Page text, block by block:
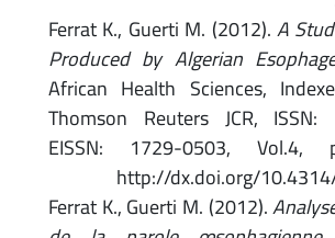
Ferrat K., Guerti M. (2012).A
Produced by Algerian
African Health Sciences,
Thomson Reuters JCR,
EISSN: 1729-0503, Vol.4,
http://dx.doi.org/
Ferrat K., Guerti M. (2012).